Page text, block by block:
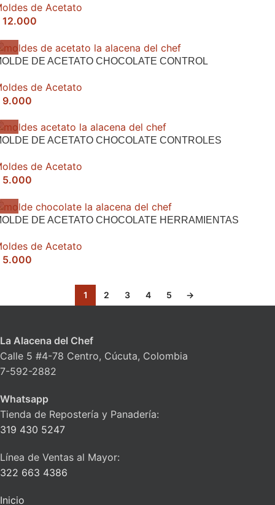
de Acetato
12.000
DE ACETATO CHOCOLATE CONTROL
de Acetato
9.000
DE ACETATO CHOCOLATE CONTROLES
de Acetato
5.000
DE ACETATO CHOCOLATE HERRAMIENTAS
de Acetato
5.000
1 2 3 4 5 →
La Alacena del Chef
Calle 5 #4-78 Centro, Cúcuta, Colombia
7-592-2882
Whatsapp
Tienda de Repostería y Panadería:
319 430 5247
Línea de Ventas al Mayor:
322 663 4386
Inicio